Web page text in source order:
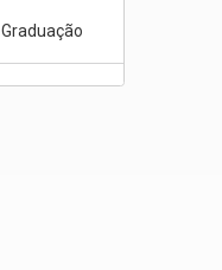
Graduação